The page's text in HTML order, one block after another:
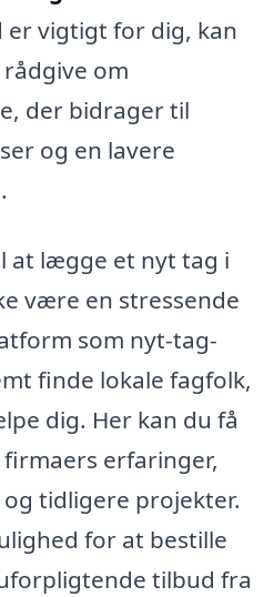
vigtigt for dig, kan
om
der bidrager til
og en lavere
at lægge et nyt tag i
være en stressende
som nyt-tag-
finde lokale fagfolk,
dig. Her kan du få
erfaringer,
tidligere projekter.
for at bestille
tilbud fra